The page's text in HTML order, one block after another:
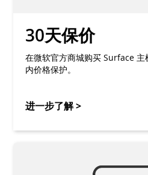
30天保价
在微软官方商城购买 Surface
内价格保护。
进一步了解 >